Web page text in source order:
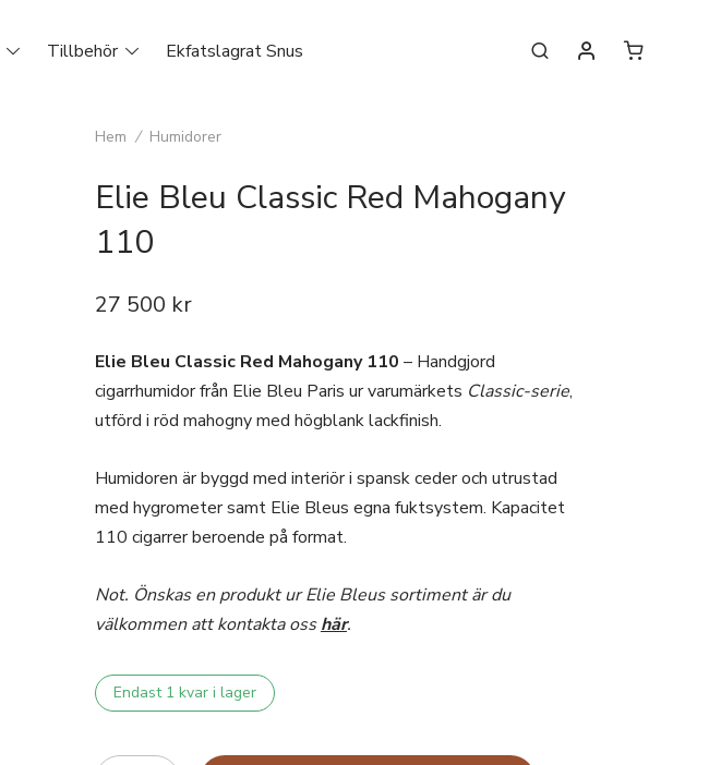
Tillbehör Ekfatslagrat Snus
Hem / Humidorer
Elie Bleu Classic Red Mahogany
110
27 500 kr
Elie Bleu Classic Red Mahogany 110 – Handgjord
cigarrhumidor från Elie Bleu Paris ur varumärkets Classic-serie,
utförd i röd mahogny med högblank lackfinish.
Humidoren är byggd med interiör i spansk ceder och utrustad
med hygrometer samt Elie Bleus egna fuktsystem. Kapacitet
110 cigarrer beroende på format.
Not. Önskas en produkt ur Elie Bleus sortiment är du
välkommen att kontakta osshär.
Endast 1 kvar i lager